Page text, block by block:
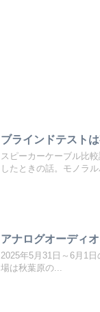
ブラインドテスト
スピーカーケーブル比
したときの話。モノラ
アナログオーディ
2025年5月31日～6月1
場は秋葉原の...